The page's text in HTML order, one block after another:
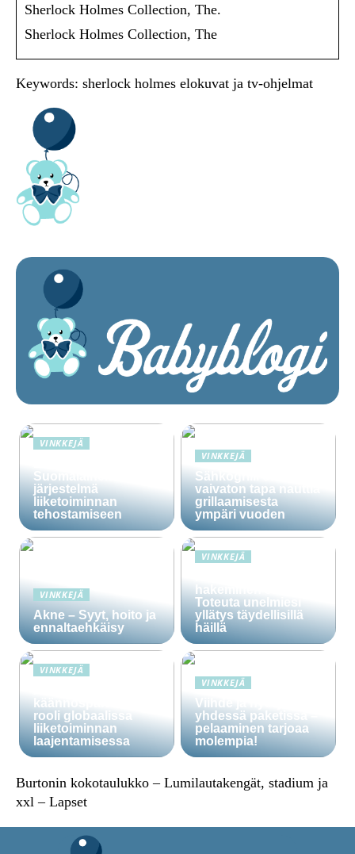
Sherlock Holmes Collection, The.
Sherlock Holmes Collection, The
Keywords: sherlock holmes elokuvat ja tv-ohjelmat
VINKKEJÄ
Suomalainen CRM-
järjestelmä
liiketoiminnan
tehostamiseen
VINKKEJÄ
Sähkögrilli on
vaivaton tapa nauttia
grillaamisesta
ympäri vuoden
VINKKEJÄ
Akne – Syyt, hoito ja
ennaltaehkäisy
VINKKEJÄ
hakeminen salassa –
Toteuta unelmiesi
yllätys täydellisillä
häillä
VINKKEJÄ
käännöspalvelujen
rooli globaalissa
liiketoiminnan
laajentamisessa
VINKKEJÄ
Viihde ja hyöty
yhdessä paketissa –
pelaaminen tarjoaa
molempia!
Burtonin kokotaulukko – Lumilautakengät, stadium ja
xxl – Lapset